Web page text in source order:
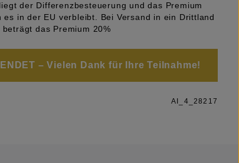
der Differenzbesteuerung und das Premium
es in der EU verbleibt. Bei Versand in ein Drittland
das Premium 20%
– Vielen Dank für Ihre Teilnahme!
AI_4_28217